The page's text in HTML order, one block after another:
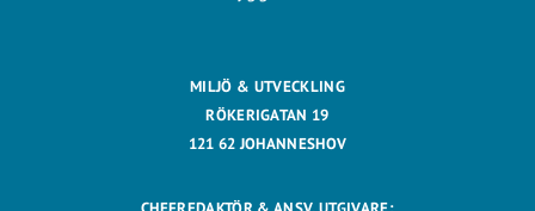
MILJÖ & UTVECKLING
RÖKERIGATAN 19
121 62 JOHANNESHOV